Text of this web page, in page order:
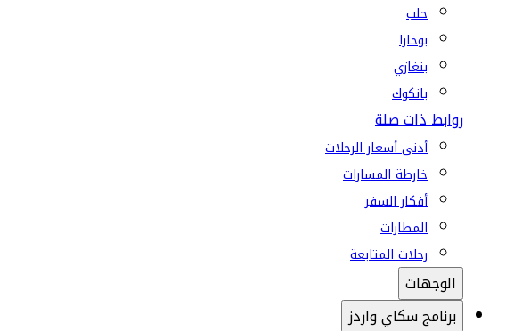
حلب
بوخارا
بنغازي
بانكوك
روابط ذات صلة
أدنى أسعار الرحلات
خارطة المسارات
أفكار السفر
المطارات
رحلات المتابعة
الوجهات
برنامج سكاي واردز